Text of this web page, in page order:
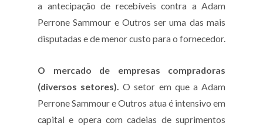
a antecipação de recebíveis contra a Adam
Perrone Sammour e Outros ser uma das mais
disputadas e de menor custo para o fornecedor.
O mercado de empresas compradoras
(diversos setores). O setor em que a Adam
Perrone Sammour e Outros atua é intensivo em
capital e opera com cadeias de suprimentos